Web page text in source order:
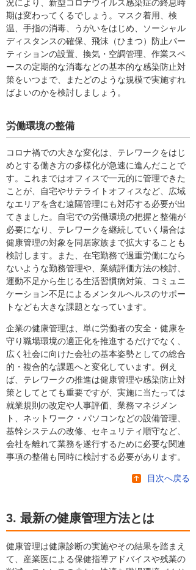
況により、新型コロナウイルス感染症の終息時
期は変わってくるでしょう。マスク着用、検
温、手指の消毒、うがいをはじめ、ソーシャル
ディスタンスの確保、飛沫（ひまつ）防止パー
ティションの設置、換気・空調管理、作業スペ
ースの定期的な消毒などの基本的な感染防止対
策をいつまで、またどのような規模で実施すれ
ばよいのかを検討しましょう。
労働環境の整備
コロナ禍での大きな変化は、テレワークをはじ
めとする働き方の多様化が急速に進んだことで
す。これまではオフィスで一元的に管理できた
ことが、自宅やサテライトオフィスなど、広域
なエリアを含む遠隔管理にも対応する必要が出
てきました。自宅での労働環境の把握と整備が
必要になり、テレワークを継続していく場合は
健康管理の対象を同居家族まで拡大することも
検討します。また、在宅勤務で過重労働になら
ないような勤務管理や、業績評価方法の検討、
運動不足から生じる生活習慣病対策、コミュニ
ケーション不足によるメンタルヘルスのサポー
トなども大きな課題となっています。
企業の健康管理は、単に労働者の安全・健康を
守り職場環境の適正化を推進するだけでなく、
広く社会に向けた会社の基本姿勢としての総合
的・複合的な課題へと変化しています。例え
ば、テレワークの推進は健康管理や感染防止対
策としてとても重要ですが、実施に当たっては
就業規則の改定や人事評価、業務マネジメン
ト、ネットワーク・パソコンなどの設備管理、
基幹システムの改修、セキュリティ順守など、
会社を離れて業務を遂行するために必要な関連
事項の整備も同時に検討する必要があります。
目次へ戻る
3. 最新の健康管理方法とは
健康管理は健康診断の実施やその結果を踏まえ
て、産業医による保健指導アドバイスや残業の